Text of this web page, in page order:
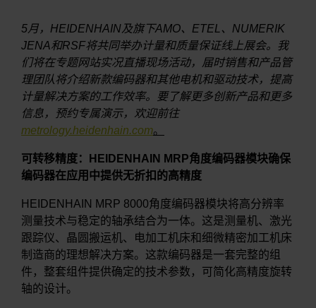
5月，HEIDENHAIN及旗下AMO、ETEL、NUMERIK
JENA和RSF将共同举办计量和质量保证线上展会。我
们将在专题网站实况直播现场活动，届时销售和产品管
理团队将介绍新款编码器和其他电机和驱动技术，提高
计量解决方案的工作效率。要了解更多创新产品和更多
信息，预约专属演示，欢迎前往
metrology.heidenhain.com。
可转移精度：HEIDENHAIN MRP角度编码器模块确保
编码器在应用中提供无折扣的高精度
HEIDENHAIN MRP 8000角度编码器模块将高分辨率
测量技术与稳定的轴承结合为一体。这是测量机、激光
跟踪仪、晶圆搬运机、电加工机床和细微精密加工机床
制造商的理想解决方案。这款编码器是一套完整的组
件，整套组件提供确定的技术参数，可简化高精度旋转
轴的设计。